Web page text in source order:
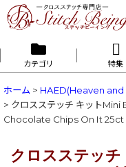
カテゴリ 特集
ホーム > HAED(Heaven
> クロスステッチ キット
Chocolate Chips On It
クロスステッ